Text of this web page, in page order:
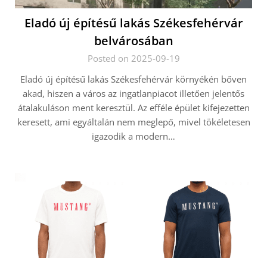
Eladó új építésű lakás Székesfehérvár
belvárosában
Posted on 2025-09-19
Eladó új építésű lakás Székesfehérvár környékén bőven
akad, hiszen a város az ingatlanpiacot illetően jelentős
átalakuláson ment keresztül. Az efféle épület kifejezetten
keresett, ami egyáltalán nem meglepő, mivel tökéletesen
igazodik a modern…